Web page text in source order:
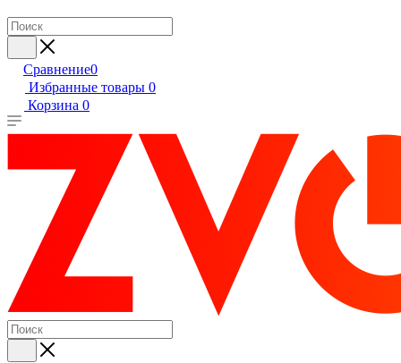
Сравнение0
Избранные товары 0
Корзина 0